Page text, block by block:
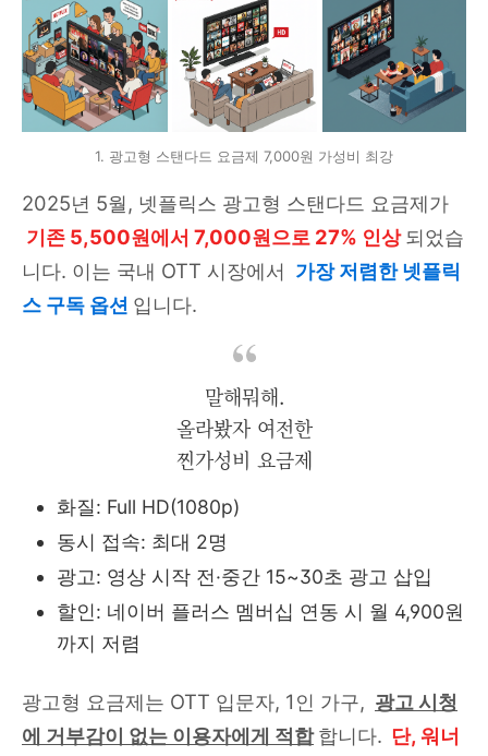
1. 광고형 스탠다드 요금제 7,000원 가성비 최강
2025년 5월, 넷플릭스 광고형 스탠다드 요금제가
기존 5,500원에서 7,000원으로 27% 인상 되었습
니다. 이는 국내 OTT 시장에서 가장 저렴한 넷플릭
스 구독 옵션 입니다.
말해뭐해.
올라봤자 여전한
찐가성비 요금제
화질: Full HD(1080p)
동시 접속: 최대 2명
광고: 영상 시작 전·중간 15~30초 광고 삽입
할인: 네이버 플러스 멤버십 연동 시 월 4,900원
까지 저렴
광고형 요금제는 OTT 입문자, 1인 가구, 광고 시청
에 거부감이 없는 이용자에게 적합 합니다. 단, 워너